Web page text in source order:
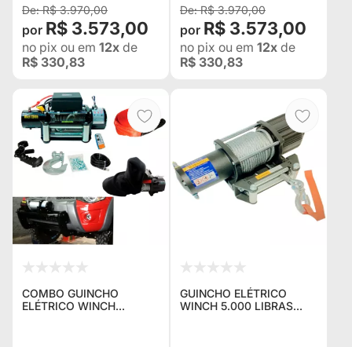
Jeep Rural F75 Troller
L200 Hilux Bandeirante
R$ 3.970,00
R$ 3.573,00
no pix ou em 12x de
R$ 330,83
Jeep Rural F75 Troller
L200 Hilux Bandeirante
R$ 3.970,00
R$ 3.573,00
no pix ou em 12x de
R$ 330,83
COMBO GUINCHO
ELÉTRICO WINCH
GUINCHO ELÉTRICO
WINCH 5.000 LIBRAS